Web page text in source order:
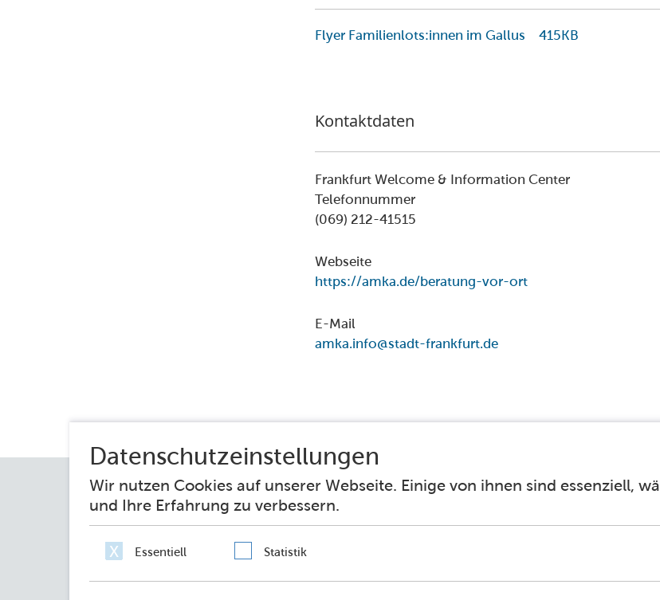
Flyer Familienlots:innen im Gallus 415KB
Kontaktdaten
Frankfurt Welcome & Information Center
Telefonnummer
(069) 212-41515
Webseite
https://amka.de/beratung-vor-ort
E-Mail
amka.info@stadt-frankfurt.de
Facebook
Instagram
Impressum Datenschutz Erklärung zur Barrierefreiheit